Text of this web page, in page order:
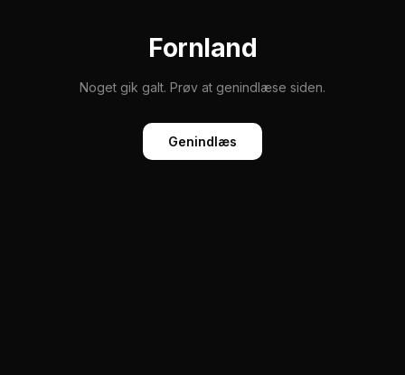
Fornland
Noget gik galt. Prøv at genindlæse siden.
Genindlæs